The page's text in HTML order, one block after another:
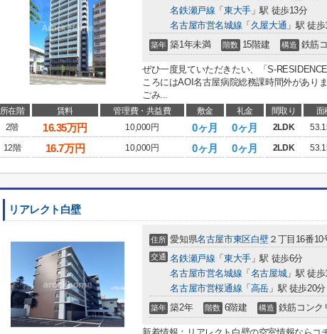
名鉄瀬戸線 「 東大手」駅 徒歩13分
名古屋市営名城線 「 久屋大通 」駅 徒歩
築年 築1年未満 階数 15階建 構造 鉄筋
ぜひ一度見ていただきたい、「S-
ころにはAOI名古屋病院総務課時間外があり
ごみ...
所在階 賃料 管理費・共益費 敷金 礼金 間取り 面
2階
16.35万円 10,000円 0ヶ月 0ヶ月 2LDK
12階
16.7万円 10,000円 0ヶ月 0ヶ月 2LDK
リアレクト白壁
住所 愛知県名古屋市東区白壁 ２丁目16番10
交通 名鉄瀬戸線 「 東大手」駅 徒歩6分
名古屋市営名城線 「 名古屋城」駅 徒歩
名古屋市営桜通線 「 高岳 」駅 徒歩20分
築年 築2年 階数 6階建 構造 鉄筋コンク